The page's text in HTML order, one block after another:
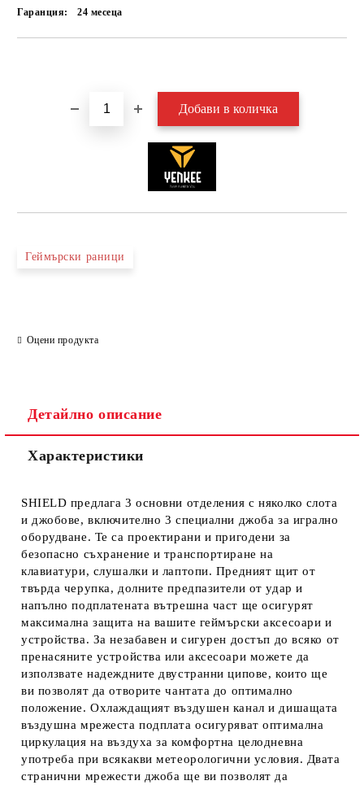
Гаранция: 24 месеца
Геймърски раници
Оцени продукта
Детайлно описание
Характеристики
SHIELD предлага 3 основни отделения с няколко слота
и джобове, включително 3 специални джоба за игрално
оборудване. Те са проектирани и пригодени за
безопасно съхранение и транспортиране на
клавиатури, слушалки и лаптопи. Предният щит от
твърда черупка, долните предпазители от удар и
напълно подплатената вътрешна част ще осигурят
максимална защита на вашите геймърски аксесоари и
устройства. За незабавен и сигурен достъп до всяко от
пренасяните устройства или аксесоари можете да
използвате надеждните двустранни ципове, които ще
ви позволят да отворите чантата до оптимално
положение. Охлаждащият въздушен канал и дишащата
въздушна мрежеста подплата осигуряват оптимална
циркулация на въздуха за комфортна целодневна
употреба при всякакви метеорологични условия. Двата
странични мрежести джоба ще ви позволят да